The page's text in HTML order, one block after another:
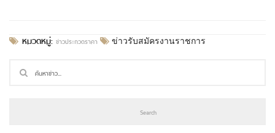
หมวดหมู่: ข่าวประกวดราคา ข่าวรับสมัครงานราชการ